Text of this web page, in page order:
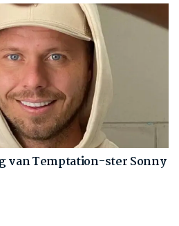
van Temptation-ster Sonny